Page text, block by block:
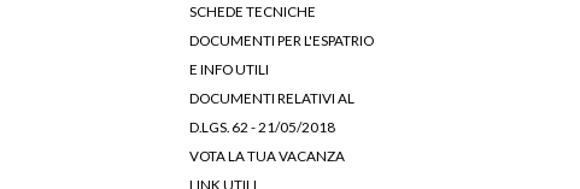
SCHEDE TECNICHE
DOCUMENTI PER L'ESPATRIO
E INFO UTILI
DOCUMENTI RELATIVI AL
D.LGS. 62 - 21/05/2018
VOTA LA TUA VACANZA
LINK UTILI